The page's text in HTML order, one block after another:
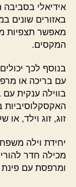
אידיאלי
באזורים שונים
מאפשר תצפיות
המקסים.
בנוסף לכך
עם בריכה או
בווילה ענקית
האקסקלוסיביות
זוג, זוג וילד, או
יחידת וילה
מכילה חדר
ומרפסת עם פינת